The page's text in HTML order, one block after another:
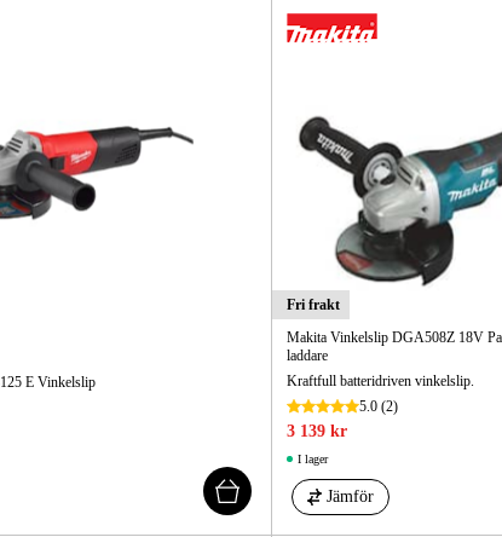
E Vinkelslip
Fri frakt
Makita Vinkelslip DGA508Z 18V
laddare
Kraftfull batteridriven vinkelslip.
5.0(2)
3 139 kr
I lager
Jämför